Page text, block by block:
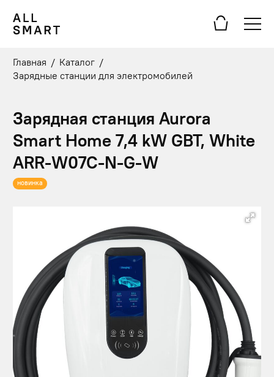
Главная / Каталог /
Зарядные станции для электромобилей
Зарядная станция Aurora
Smart Home 7,4 kW GBT, White
ARR-W07C-N-G-W
новинка